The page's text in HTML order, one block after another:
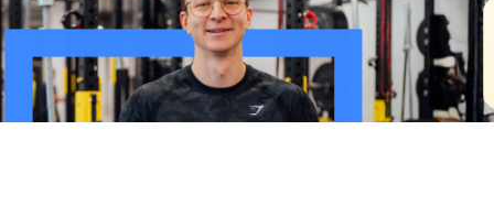
firmy
zaměstnanců
Role zakladatele/CEO
Růst firmy